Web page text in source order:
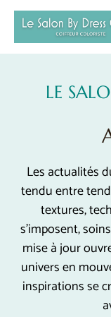
LE
Les actualités
tendu entre
textures,
s’imposent,
mise à jour
univers en
inspirations se